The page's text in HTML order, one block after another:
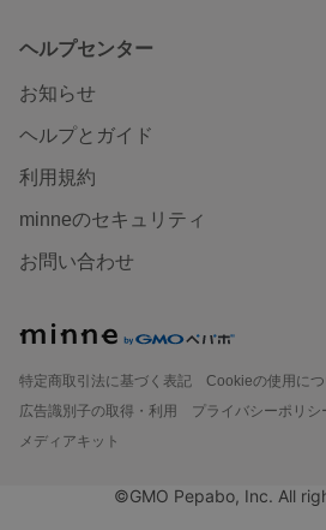
ヘルプセンター
お知らせ
ヘルプとガイド
利用規約
minneのセキュリティ
お問い合わせ
特定商取引法に基づく表記
Cookieの使用につ
広告識別子の取得・利用
プライバシーポリシ
メディアキット
©GMO Pepabo, Inc. All